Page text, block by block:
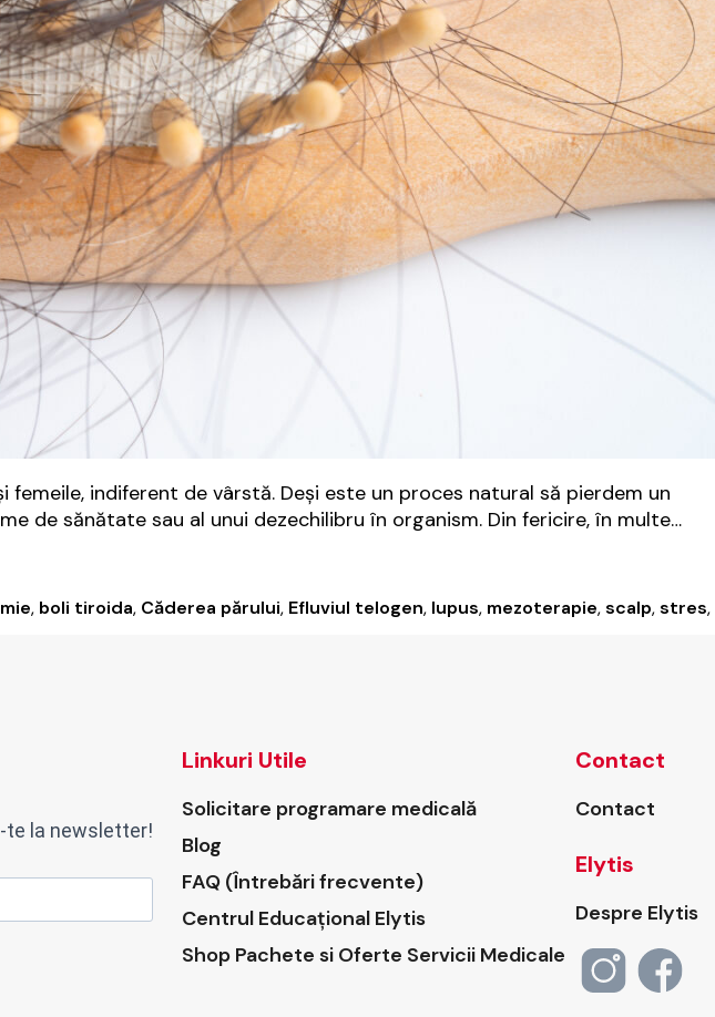
indiferent de vârstă. Deși este un proces natural să pierdem un
de sănătate sau al unui dezechilibru în organism. Din fericire, în multe…
, boli tiroida, Căderea părului, Efluviul telogen, lupus, mezoterapie,scalp,stres,
te la newsletter!
Linkuri Utile
Solicitare programare medicală
Blog
FAQ (Întrebări frecvente)
Centrul Educațional Elytis
Shop Pachete si Oferte Servicii Medicale
Contact
Contact
Elytis
Despre Elytis